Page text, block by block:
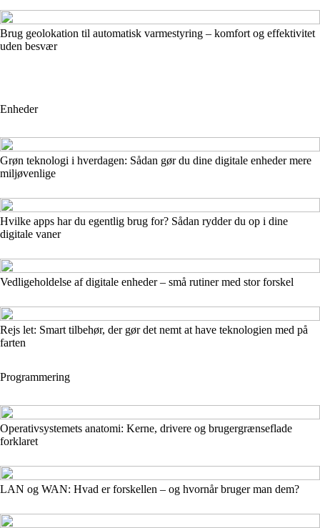
Brug geolokation til automatisk varmestyring – komfort og effektivitet
uden besvær
Enheder
Grøn teknologi i hverdagen: Sådan gør du dine digitale enheder mere
miljøvenlige
Hvilke apps har du egentlig brug for? Sådan rydder du op i dine
digitale vaner
Vedligeholdelse af digitale enheder – små rutiner med stor forskel
Rejs let: Smart tilbehør, der gør det nemt at have teknologien med på
farten
Programmering
Operativsystemets anatomi: Kerne, drivere og brugergrænseflade
forklaret
LAN og WAN: Hvad er forskellen – og hvornår bruger man dem?